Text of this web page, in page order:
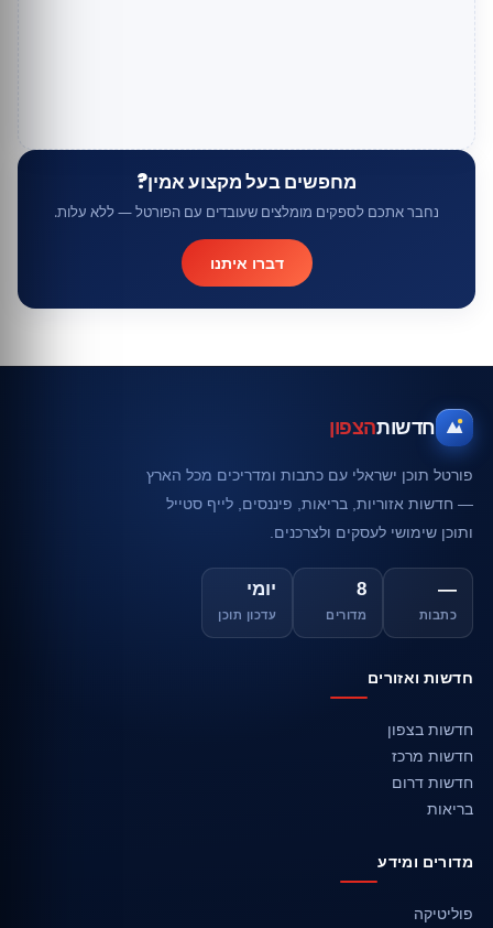
מחפשים בעל מקצוע אמין?
נחבר אתכם לספקים מומלצים שעובדים עם הפורטל — ללא עלות.
דברו איתנו
חדשותהצפון
פורטל תוכן ישראלי עם כתבות ומדריכים מכל הארץ
— חדשות אזוריות, בריאות, פיננסים, לייף סטייל
ותוכן שימושי לעסקים ולצרכנים.
—
כתבות
8
מדורים
יומי
עדכון תוכן
חדשות ואזורים
חדשות בצפון
חדשות מרכז
חדשות דרום
בריאות
מדורים ומידע
פוליטיקה